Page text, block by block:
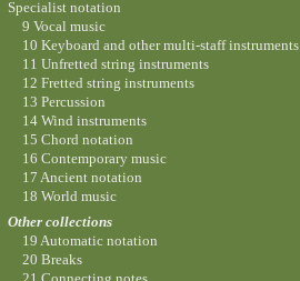
Specialist notation
9 Vocal music
10 Keyboard and other multi-staff instruments
11 Unfretted string instruments
12 Fretted string instruments
13 Percussion
14 Wind instruments
15 Chord notation
16 Contemporary music
17 Ancient notation
18 World music
Other collections
19 Automatic notation
20 Breaks